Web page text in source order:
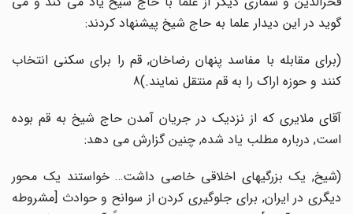
گوید در این دیدار علما به حاج شیخ پیشنهاد کردند:
(برای مقابله با مفاسد پنهان رضاخان, قم را برای سکنی انتخاب
کنند و حوزه اراک را به قم منتقل نمایند.)8
آقای ملایری که از نزدیک در جریان آمدن حاج شیخ به قم بوده
است, درباره مطلب یاد شده, چنین گزارش می دهد:
(شیخ, یک بزرگیهای اخلاقی خاصی داشت… خواستند یک محور
دیگری در ایران, برای جلوگیری کردن از سوانح و حوادث [مشروطه